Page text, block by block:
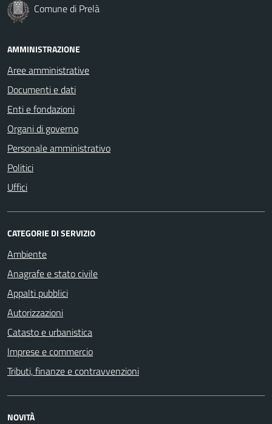
Comune di Prelà
AMMINISTRAZIONE
Aree amministrative
Documenti e dati
Enti e fondazioni
Organi di governo
Personale amministrativo
Politici
Uffici
CATEGORIE DI SERVIZIO
Ambiente
Anagrafe e stato civile
Appalti pubblici
Autorizzazioni
Catasto e urbanistica
Imprese e commercio
Tributi, finanze e contravvenzioni
NOVITÀ